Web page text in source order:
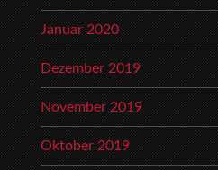
Januar 2020
Dezember 2019
November 2019
Oktober 2019